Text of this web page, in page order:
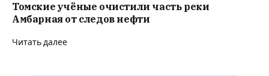
Томские учёные очистили часть реки
Амбарная от следов нефти
Читать далее